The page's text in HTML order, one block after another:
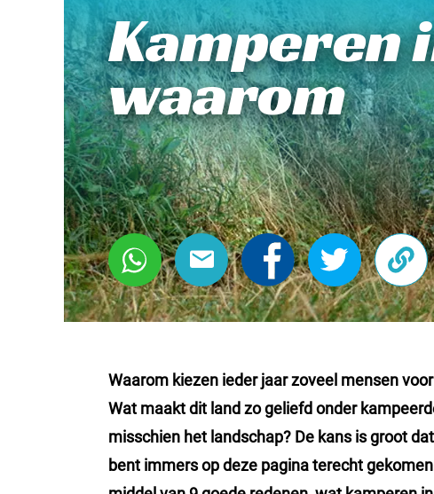
Kamperen
waarom
Waarom kiezen ieder jaar zoveel mensen
Wat maakt dit land zo geliefd onder
misschien het landschap? De kans is groot
bent immers op deze pagina terecht